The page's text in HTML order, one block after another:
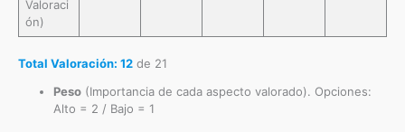
Valoraci
ón)
Total Valoración: 12 de 21
Peso (Importancia de cada aspecto valorado). Opciones:
Alto = 2 / Bajo = 1